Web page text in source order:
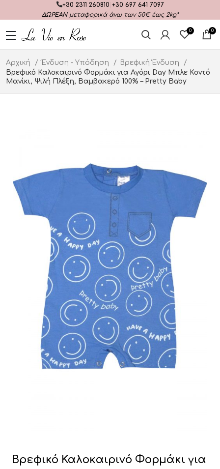
+30 2311 260810 +30 697 641 7097
ΔΩΡΕΑΝμεταφορικά άνω των 50€ έως 2kg*
0 0
Αρχική Ένδυση - Υπόδηση
Βρεφική Ένδυση
Βρεφικό Καλοκαιρινό Φορμάκι για Αγόρι Day Μπλε Κοντό
Μανίκι, Ψιλή Πλέξη, Βαμβακερό 100% – Pretty Baby
Βρεφικό Καλοκαιρινό Φορμάκι για